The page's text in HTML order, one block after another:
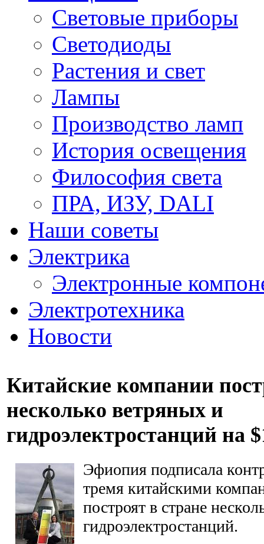
Световые приборы
Светодиоды
Растения и свет
Лампы
Производство ламп
История освещения
Философия света
ПРА, ИЗУ, DALI
Наши советы
Электрика
Электронные
Электротехника
Новости
Китайские компании
несколько ветряных и
гидроэлектростанций на
Эфиопия подписала
тремя китайскими
построят в стране
гидроэлектростанций.